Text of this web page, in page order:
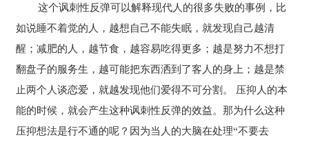
这个讽刺性反弹可以解释现代人的很多失败的事例，比
如说睡不着觉的人，越想自己不能失眠，就发现自己越清
醒；减肥的人，越节食，越容易吃得更多；越是努力不想打
翻盘子的服务生，越可能把东西洒到了客人的身上；越是禁
止两个人谈恋爱，就越发现他们爱得不可分割。 压抑人的本
能的时候，就会产生这种讽刺性反弹的效益。那为什么这种
压抑想法是行不通的呢？因为当人的大脑在处理“不要去